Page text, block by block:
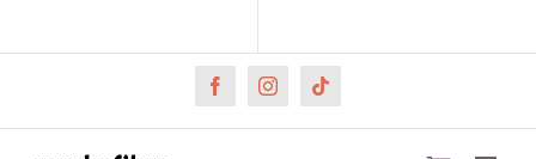
al
FacebookInstagramTiktok